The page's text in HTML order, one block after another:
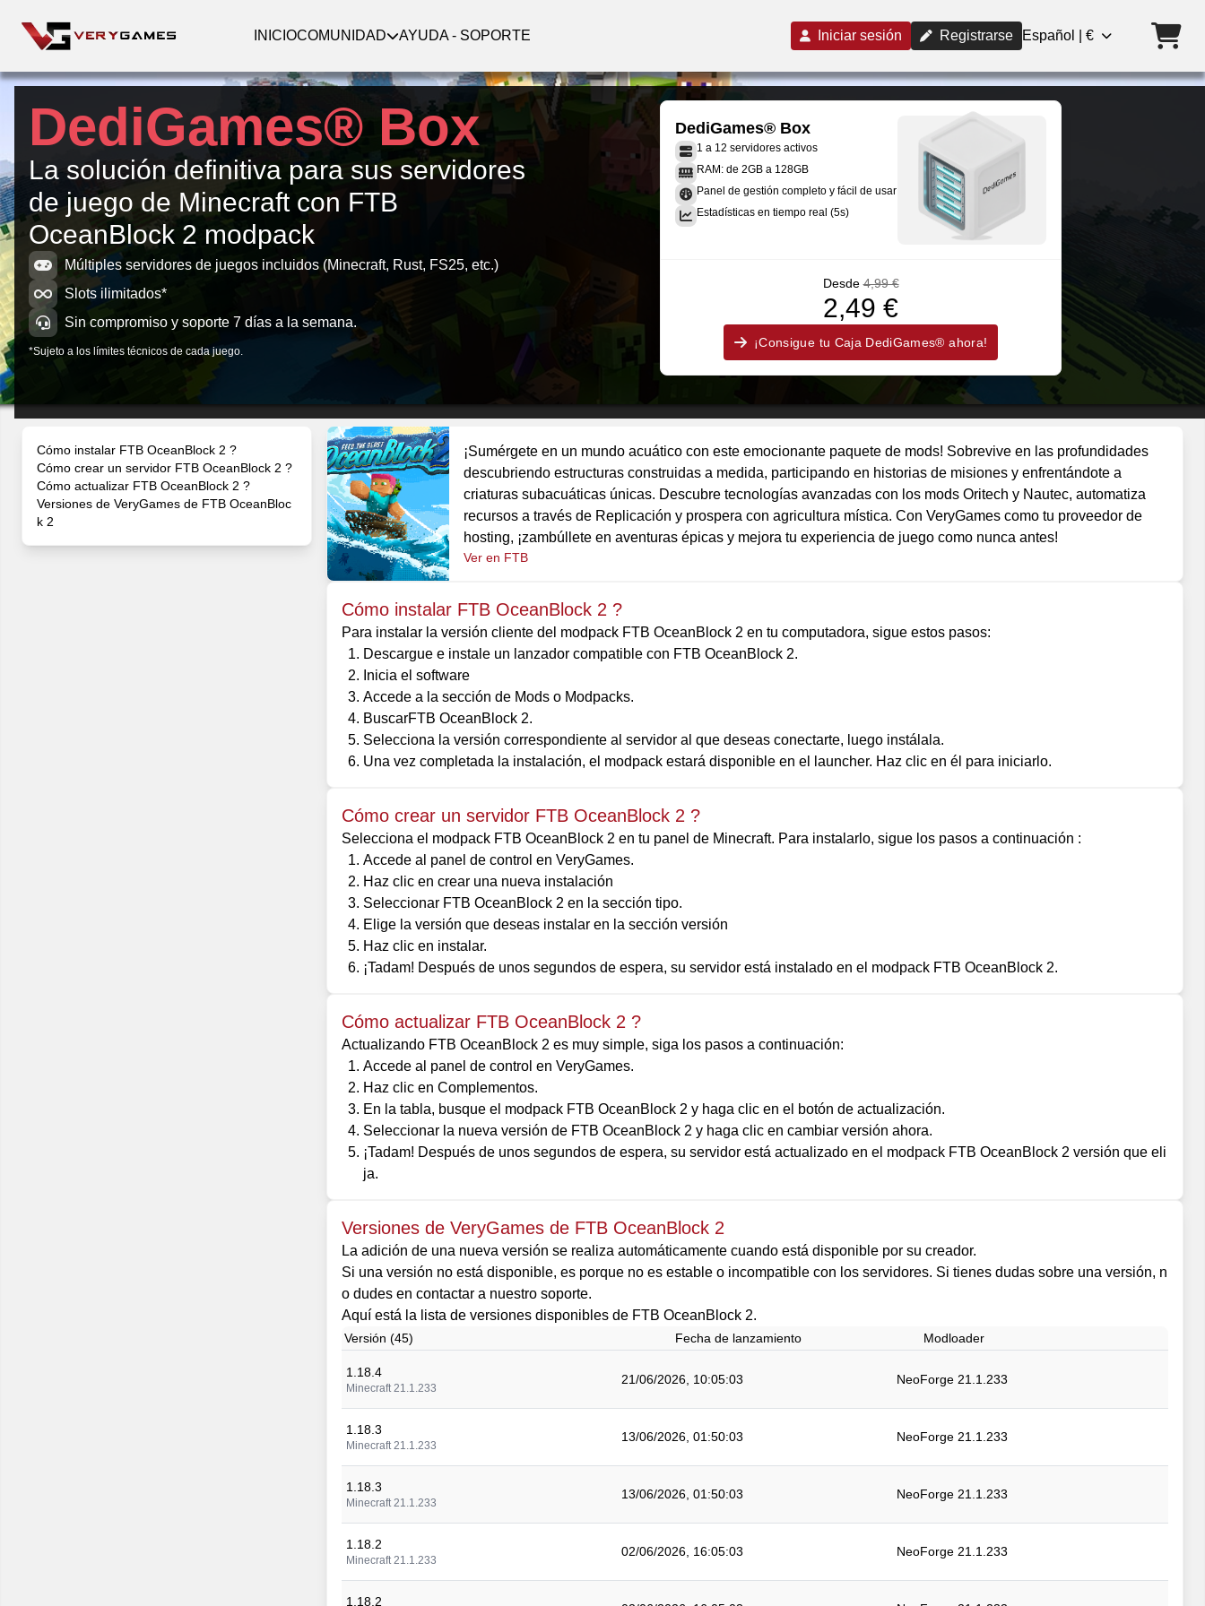
INICIOCOMUNIDAD AYUDA - SOPORTE Iniciar sesión Registrarse Español | €
DediGames® Box
La solución definitiva para sus servidores
de juego de Minecraft con FTB
OceanBlock 2 modpack
Múltiples servidores de juegos incluidos (Minecraft, Rust, FS25, etc.)
Slots ilimitados*
Sin compromiso y soporte 7 días a la semana.
*Sujeto a los límites técnicos de cada juego.
DediGames® Box
1 a 12 servidores activos
RAM: de 2GB a 128GB
Panel de gestión completo y fácil de usar
Estadísticas en tiempo real (5s)
Desde 4,99 €
2,49 €
¡Consigue tu Caja DediGames® ahora!
Cómo instalar FTB OceanBlock 2 ?
Cómo crear un servidor FTB OceanBlock 2 ?
Cómo actualizar FTB OceanBlock 2 ?
Versiones de VeryGames de FTB OceanBloc
k 2
¡Sumérgete en un mundo acuático con este emocionante paquete de mods! Sobrevive en las profundidades
descubriendo estructuras construidas a medida, participando en historias de misiones y enfrentándote a
criaturas subacuáticas únicas. Descubre tecnologías avanzadas con los mods Oritech y Nautec, automatiza
recursos a través de Replicación y prospera con agricultura mística. Con VeryGames como tu proveedor de
hosting, ¡zambúllete en aventuras épicas y mejora tu experiencia de juego como nunca antes!
Ver en FTB
Cómo instalar FTB OceanBlock 2 ?
Para instalar la versión cliente del modpack FTB OceanBlock 2 en tu computadora, sigue estos pasos:
Descargue e instale un lanzador compatible con FTB OceanBlock 2.
Inicia el software
Accede a la sección de Mods o Modpacks.
BuscarFTB OceanBlock 2.
Selecciona la versión correspondiente al servidor al que deseas conectarte, luego instálala.
Una vez completada la instalación, el modpack estará disponible en el launcher. Haz clic en él para iniciarlo.
Cómo crear un servidor FTB OceanBlock 2 ?
Selecciona el modpack FTB OceanBlock 2 en tu panel de Minecraft. Para instalarlo, sigue los pasos a continuación :
Accede al panel de control en VeryGames.
Haz clic en crear una nueva instalación
Seleccionar FTB OceanBlock 2 en la sección tipo.
Elige la versión que deseas instalar en la sección versión
Haz clic en instalar.
¡Tadam! Después de unos segundos de espera, su servidor está instalado en el modpack FTB OceanBlock 2.
Cómo actualizar FTB OceanBlock 2 ?
Actualizando FTB OceanBlock 2 es muy simple, siga los pasos a continuación:
Accede al panel de control en VeryGames.
Haz clic en Complementos.
En la tabla, busque el modpack FTB OceanBlock 2 y haga clic en el botón de actualización.
Seleccionar la nueva versión de FTB OceanBlock 2 y haga clic en cambiar versión ahora.
¡Tadam! Después de unos segundos de espera, su servidor está actualizado en el modpack FTB OceanBlock 2 versión que eli
ja.
Versiones de VeryGames de FTB OceanBlock 2
La adición de una nueva versión se realiza automáticamente cuando está disponible por su creador.
Si una versión no está disponible, es porque no es estable o incompatible con los servidores. Si tienes dudas sobre una versión, n
o dudes en contactar a nuestro soporte.
Aquí está la lista de versiones disponibles de FTB OceanBlock 2.
Versión (45) Fecha de lanzamiento Modloader
1.18.4
Minecraft 21.1.233
21/06/2026, 10:05:03 NeoForge 21.1.233
1.18.3
Minecraft 21.1.233
13/06/2026, 01:50:03 NeoForge 21.1.233
1.18.3
Minecraft 21.1.233
13/06/2026, 01:50:03 NeoForge 21.1.233
1.18.2
Minecraft 21.1.233
02/06/2026, 16:05:03 NeoForge 21.1.233
1.18.2